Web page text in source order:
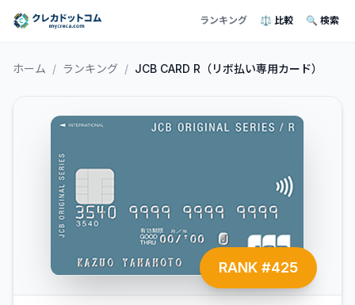
ランキング ⚖️ 比較 🔍 検索
ホーム / ランキング / JCB CARD R（リボ払い専用カード）
RANK #425